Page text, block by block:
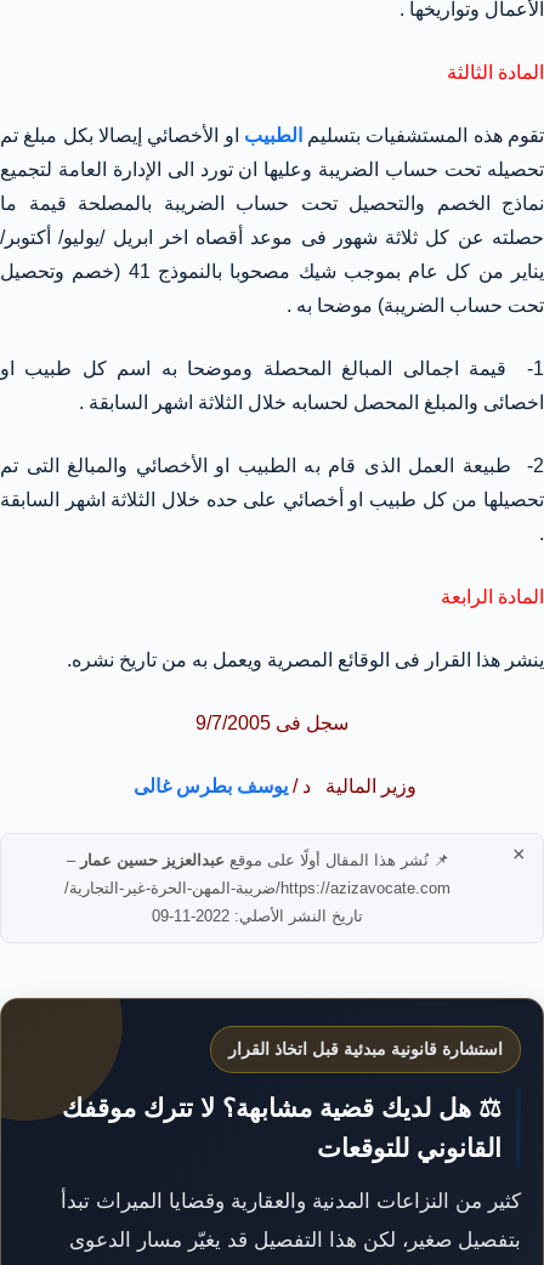
الأعمال وتواريخها .
المادة الثالثة
تقوم هذه المستشفيات بتسليم الطبيب او الأخصائي إيصالا بكل مبلغ تم
تحصيله تحت حساب الضريبة وعليها ان تورد الى الإدارة العامة لتجميع
نماذج الخصم والتحصيل تحت حساب الضريبة بالمصلحة قيمة ما
حصلته عن كل ثلاثة شهور فى موعد أقصاه اخر ابريل /يوليو/ أكتوبر/
يناير من كل عام بموجب شيك مصحوبا بالنموذج 41 (خصم وتحصيل
تحت حساب الضريبة) موضحا به .
1- قيمة اجمالى المبالغ المحصلة وموضحا به اسم كل طبيب او
اخصائى والمبلغ المحصل لحسابه خلال الثلاثة اشهر السابقة .
2- طبيعة العمل الذى قام به الطبيب او الأخصائي والمبالغ التى تم
تحصيلها من كل طبيب او أخصائي على حده خلال الثلاثة اشهر السابقة
.
المادة الرابعة
ينشر هذا القرار فى الوقائع المصرية ويعمل به من تاريخ نشره.
سجل فى 9/7/2005
وزير المالية د /يوسف بطرس غالى
📌 نُشر هذا المقال أولًا على موقع عبدالعزيز حسين عمار –
https://azizavocate.com/ضريبة-المهن-الحرة-غير-التجارية/
تاريخ النشر الأصلي: 2022-11-09
×
استشارة قانونية مبدئية قبل اتخاذ القرار
⚖️ هل لديك قضية مشابهة؟ لا تترك موقفك
القانوني للتوقعات
كثير من النزاعات المدنية والعقارية وقضايا الميراث تبدأ
بتفصيل صغير، لكن هذا التفصيل قد يغيّر مسار الدعوى